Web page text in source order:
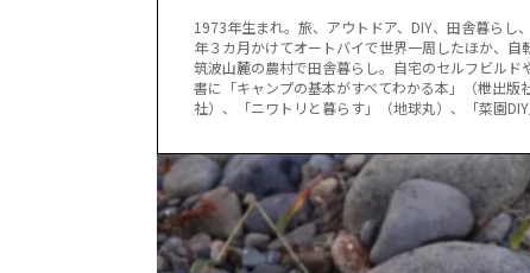
1973年生まれ。旅、アウトドア、DIY、田舎暮らし
年３カ月かけてオートバイで世界一周したほか、
筑波山麓の農村で田舎暮らし。自宅のセルフビル
書に「キャンプの基本がすべてわかる本」（枻出
社）、「ニワトリと暮らす」（地球丸）、「菜園